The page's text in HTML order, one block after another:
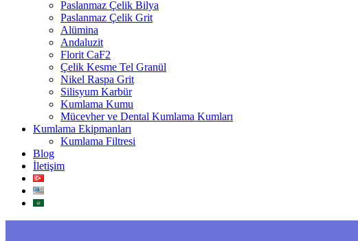
Paslanmaz Çelik Bilya
Paslanmaz Çelik Grit
Alümina
Andaluzit
Florit CaF2
Çelik Kesme Tel Granül
Nikel Raspa Grit
Silisyum Karbür
Kumlama Kumu
Mücevher ve Dental Kumlama Kumları
Kumlama Ekipmanları
Kumlama Filtresi
Blog
İletişim